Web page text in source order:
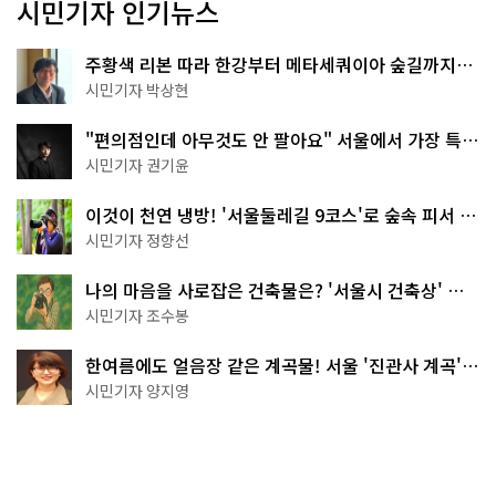
시민기자 인기뉴스
주황색 리본 따라 한강부터 메타세쿼이아 숲길까지…
서울둘레길 15코스
시민기자 박상현
"편의점인데 아무것도 안 팔아요" 서울에서 가장 특별
한 편의점의 정체
시민기자 권기윤
이것이 천연 냉방! '서울둘레길 9코스'로 숲속 피서 떠
나볼까
시민기자 정향선
나의 마음을 사로잡은 건축물은? '서울시 건축상' 수
상작 공개!
시민기자 조수봉
한여름에도 얼음장 같은 계곡물! 서울 '진관사 계곡'이
천국이네~
시민기자 양지영